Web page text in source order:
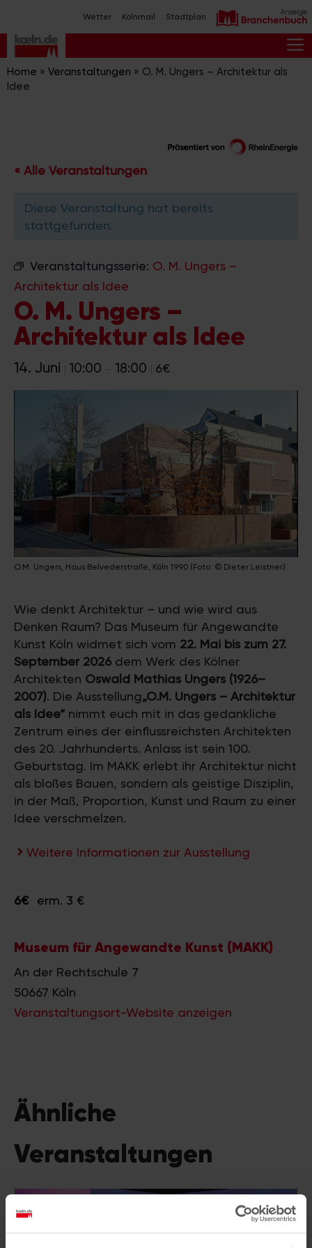
Inhalt
springen
Wetter Kölnmail Stadtplan
Home » Veranstaltungen » O. M. Ungers – Architektur als
Idee
« Alle Veranstaltungen
Diese Veranstaltung hat bereits
stattgefunden.
Veranstaltungsserie: O. M. Ungers –
Architektur als Idee
O. M. Ungers –
Architektur als Idee
14. Juni 10:00 18:00 6€
O.M. Ungers, Haus Belvederstraße, Köln 1990 (Foto: © Dieter Leistner)
Wie denkt Architektur – und wie wird aus
Denken Raum? Das Museum für Angewandte
Kunst Köln widmet sich vom 22. Mai bis zum 27.
September 2026 dem Werk des Kölner
Architekten Oswald Mathias Ungers (1926–
2007). Die Ausstellung„O.M. Ungers – Architektur
als Idee“ nimmt euch mit in das gedankliche
Zentrum eines der einflussreichsten Architekten
des 20. Jahrhunderts. Anlass ist sein 100.
Geburtstag. Im MAKK erlebt ihr Architektur nicht
als bloßes Bauen, sondern als geistige Disziplin,
in der Maß, Proportion, Kunst und Raum zu einer
Idee verschmelzen.
Weitere Informationen zur Ausstellung
6€ erm. 3 €
Museum für Angewandte Kunst (MAKK)
An der Rechtschule 7
50667 Köln
Veranstaltungsort-Website anzeigen
Ähnliche
Veranstaltungen